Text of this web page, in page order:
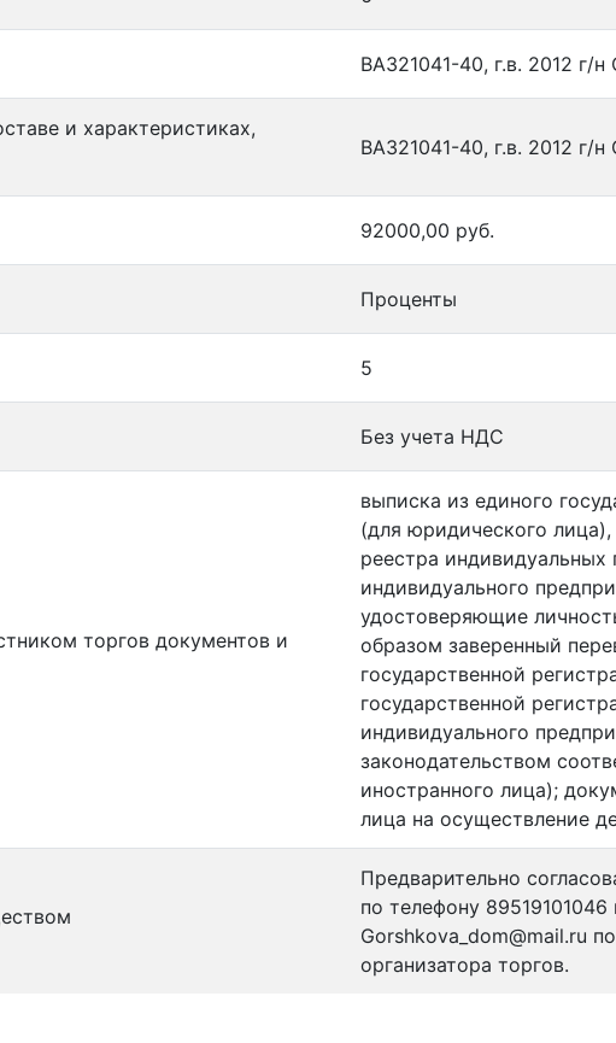
ВАЗ21041-40, г.в. 2012 г/
и характеристиках,
ВАЗ21041-40, г.в. 2012 г/
92000,00 руб.
Проценты
5
Без учета НДС
торгов документов и
выписка из единого
(для юридического
реестра
индивидуального
удостоверяющие
образом заверенный
государственной
государственной
индивидуального
законодательством
иностранного лица);
лица на осуществление
Предварительно
по телефону
Gorshkova_dom@mail.ru
организатора торгов.